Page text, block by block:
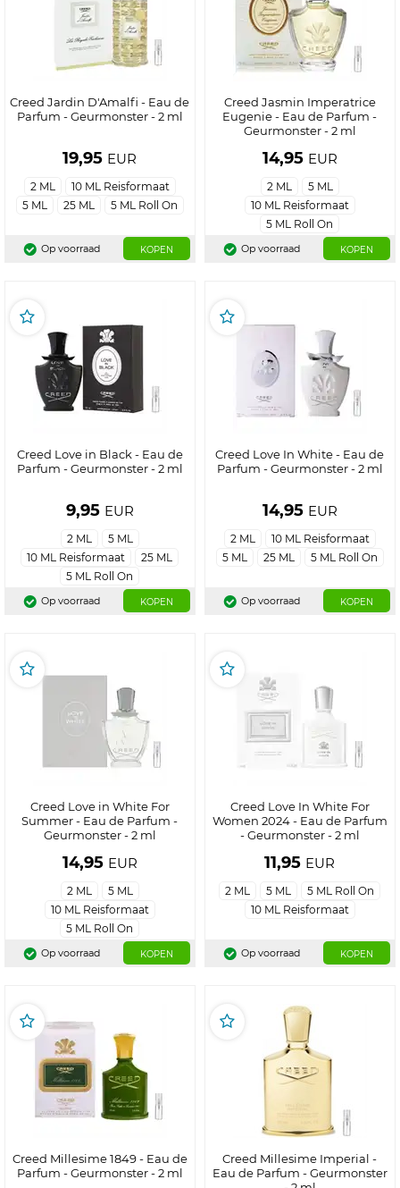
Creed Jardin D'Amalfi - Eau de
Parfum - Geurmonster - 2 ml
19,95 EUR
2 ML
10 ML Reisformaat
5 ML
25 ML 5 ML Roll On
Op voorraad KOPEN
Creed Jasmin Imperatrice
Eugenie - Eau de Parfum -
Geurmonster - 2 ml
14,95 EUR
2 ML
5 ML
10 ML Reisformaat
5 ML Roll On
Op voorraad KOPEN
Creed Love in Black - Eau de
Parfum - Geurmonster - 2 ml
9,95 EUR
2 ML
5 ML
10 ML Reisformaat
25 ML
5 ML Roll On
Op voorraad KOPEN
Creed Love In White - Eau de
Parfum - Geurmonster - 2 ml
14,95 EUR
2 ML
10 ML Reisformaat
5 ML
25 ML 5 ML Roll On
Op voorraad KOPEN
Creed Love in White For
Summer - Eau de Parfum -
Geurmonster - 2 ml
14,95 EUR
2 ML
5 ML
10 ML Reisformaat
5 ML Roll On
Op voorraad KOPEN
Creed Love In White For
Women 2024 - Eau de Parfum
- Geurmonster - 2 ml
11,95 EUR
2 ML 5 ML
5 ML Roll On
10 ML Reisformaat
Op voorraad KOPEN
Creed Millesime 1849 - Eau de
Parfum - Geurmonster - 2 ml
Creed Millesime Imperial -
Eau de Parfum - Geurmonster